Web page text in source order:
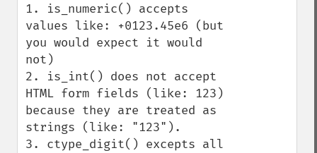
1. is_numeric() accepts
values like: +0123.45e6 (but
you would expect it would
not)
2. is_int() does not accept
HTML form fields (like: 123)
because they are treated as
strings (like: "123").
3. ctype_digit() excepts all